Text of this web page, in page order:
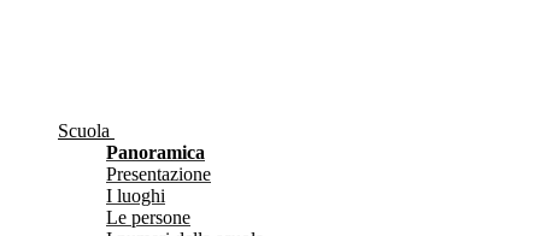
Scuola
Panoramica
Presentazione
I luoghi
Le persone